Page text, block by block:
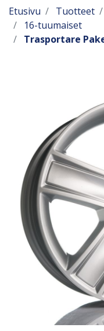
Etusivu Tuotteet
16-tuumaiset
Trasportare